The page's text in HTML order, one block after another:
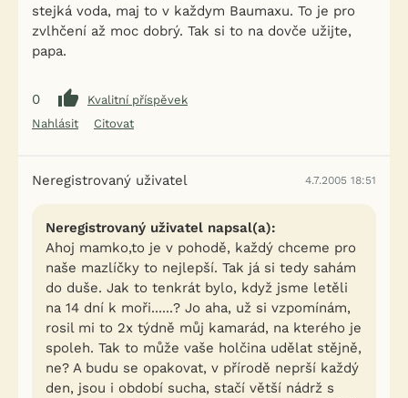
stejká voda, maj to v každym Baumaxu. To je pro
zvlhčení až moc dobrý. Tak si to na dovče užijte,
papa.
0
Kvalitní příspěvek
Nahlásit
Citovat
Neregistrovaný uživatel 4.7.2005 18:51
Neregistrovaný uživatel napsal(a):
Ahoj mamko,to je v pohodě, každý chceme pro
naše mazlíčky to nejlepší. Tak já si tedy sahám
do duše. Jak to tenkrát bylo, když jsme letěli
na 14 dní k moři......? Jo aha, už si vzpomínám,
rosil mi to 2x týdně můj kamarád, na kterého je
spoleh. Tak to může vaše holčina udělat stějně,
ne? A budu se opakovat, v přírodě neprší každý
den, jsou i období sucha, stačí větší nádrž s